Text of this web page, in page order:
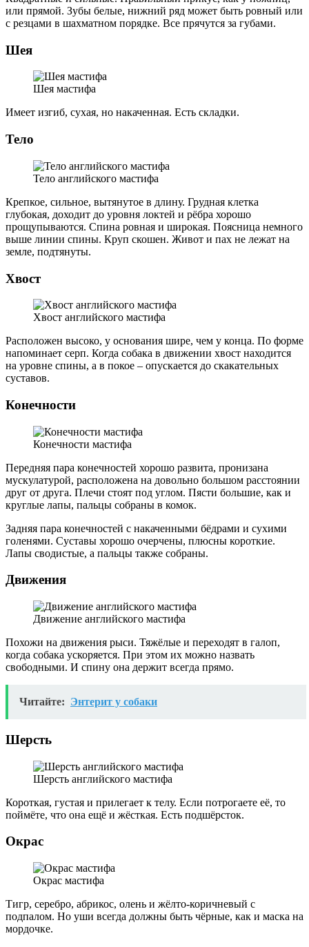
или прямой. Зубы белые, нижний ряд может быть ровный или
с резцами в шахматном порядке. Все прячутся за губами.
Шея
Шея мастифа
Имеет изгиб, сухая, но накаченная. Есть складки.
Тело
Тело английского мастифа
Крепкое, сильное, вытянутое в длину. Грудная клетка
глубокая, доходит до уровня локтей и рёбра хорошо
прощупываются. Спина ровная и широкая. Поясница немного
выше линии спины. Круп скошен. Живот и пах не лежат на
земле, подтянуты.
Хвост
Хвост английского мастифа
Расположен высоко, у основания шире, чем у конца. По форме
напоминает серп. Когда собака в движении хвост находится
на уровне спины, а в покое – опускается до скакательных
суставов.
Конечности
Конечности мастифа
Передняя пара конечностей хорошо развита, пронизана
мускулатурой, расположена на довольно большом расстоянии
друг от друга. Плечи стоят под углом. Пясти большие, как и
круглые лапы, пальцы собраны в комок.
Задняя пара конечностей с накаченными бёдрами и сухими
голенями. Суставы хорошо очерчены, плюсны короткие.
Лапы сводистые, а пальцы также собраны.
Движения
Движение английского мастифа
Похожи на движения рыси. Тяжёлые и переходят в галоп,
когда собака ускоряется. При этом их можно назвать
свободными. И спину она держит всегда прямо.
Читайте: Энтерит у собаки
Шерсть
Шерсть английского мастифа
Короткая, густая и прилегает к телу. Если потрогаете её, то
поймёте, что она ещё и жёсткая. Есть подшёрсток.
Окрас
Окрас мастифа
Тигр, серебро, абрикос, олень и жёлто-коричневый с
подпалом. Но уши всегда должны быть чёрные, как и маска на
мордочке.